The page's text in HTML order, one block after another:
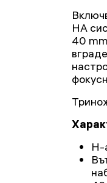
HA
40
H-